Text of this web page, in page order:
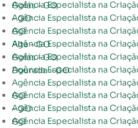
Agência Especialista na Criação de Site em Buriti de Goiás – GO
Agência Especialista na Criação de Site em Buritinópolis – GO
Agência Especialista na Criação de Site em Cabeceiras – GO
Agência Especialista na Criação de Site em Cachoeira Alta – GO
Agência Especialista na Criação de Site em Cachoeira de Goiás – GO
Agência Especialista na Criação de Site em Cachoeira Dourada – GO
Agência Especialista na
Agência Especialista na Criação de Site em Caiapônia – GO
Agência Especialista na Criação de Site em Caldas Novas – GO
Agência Especialista na Criação de Site em Caldazinha – GO